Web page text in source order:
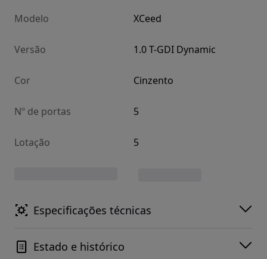
Modelo XCeed
Versão 1.0 T-GDI Dynamic
Cor Cinzento
Nº de portas 5
Lotação 5
Especificações técnicas
Estado e histórico